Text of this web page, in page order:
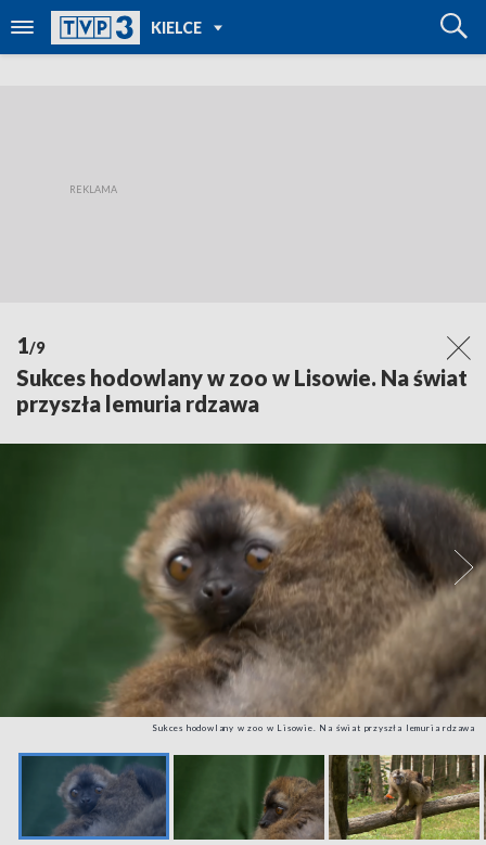
KIELCE
TVP REGIONY
1/9
Sukces hodowlany w zoo w Lisowie. Na świat
przyszła lemuria rdzawa
Sukces hodowlany w zoo w Lisowie. Na świat przyszła lemuria rdzawa